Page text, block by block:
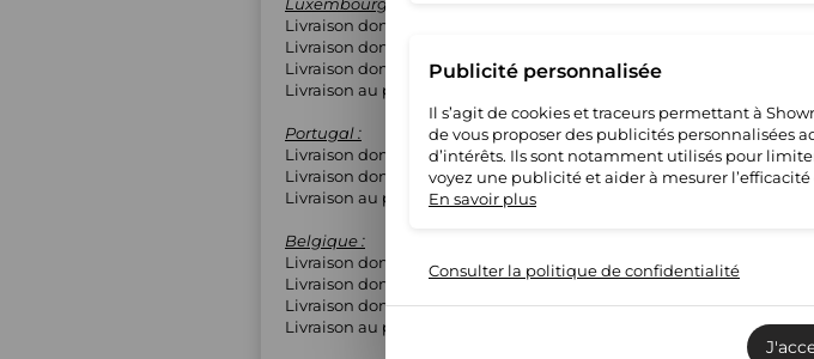
Livraison domicile avec suivi
Livraison domicile contre signature
Livraison domicile sans suivi
Livraison au pied de l'immeuble
Portugal :
Livraison domicile avec suivi
Livraison domicile sans suivi
Livraison au pied de l'immeuble
Belgique :
Livraison domicile avec suivi
Livraison domicile contre signature
Livraison domicile sans suivi
Livraison au pied de l'immeuble
Publicité personnalisée
Il s’agit de cookies et traceurs permettant à
de vous proposer des publicités personnalisées
d’intérêts. Ils sont notamment utilisés pour
voyez une publicité et aider à mesurer
En savoir plus
Consulter la politique de confidentialité